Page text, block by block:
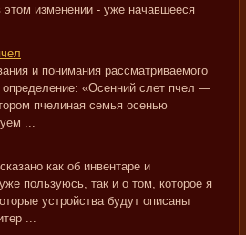
изменении - уже начавшееся
и понимания рассматриваемого
«Осенний слет пчел —
пчелиная семья осенью
...
как об инвентаре и
пользуюсь, так и о том, которое я
устройства будут описаны
...